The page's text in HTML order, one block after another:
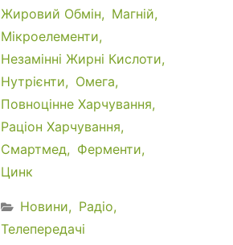
Жировий Обмін
Магній
Мікроелементи
Незамінні Жирні Кислоти
Нутрієнти
Омега
Повноцінне Харчування
Раціон Харчування
Смартмед
Ферменти
Цинк
Новини
Радіо
Телепередачі